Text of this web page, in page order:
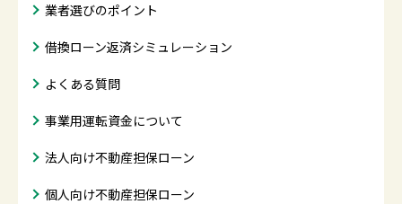
業者選びのポイント
借換ローン返済シミュレーション
よくある質問
事業用運転資金について
法人向け不動産担保ローン
個人向け不動産担保ローン